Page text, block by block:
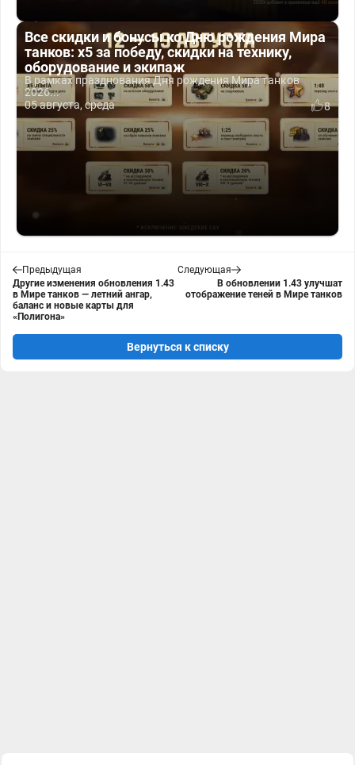
Все скидки и бонусы ко Дню рождения Мира
танков: x5 за победу, скидки на технику,
оборудование и экипаж
В рамках празднования Дня рождения Мира танков
2026...
05 августа, среда
8
Предыдущая
Другие изменения обновления 1.43
в Мире танков — летний ангар,
баланс и новые карты для
«Полигона»
Следующая
В обновлении 1.43 улучшат
отображение теней в Мире танков
Вернуться к списку